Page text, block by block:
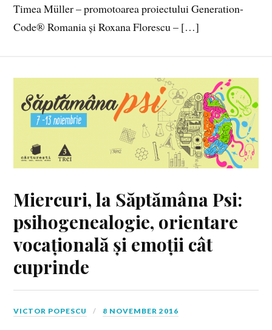
Timea Müller – promotoarea proiectului Generation-
Code® Romania și Roxana Florescu – […]
Miercuri, la Săptămâna Psi:
psihogenealogie, orientare
vocațională și emoții cât
cuprinde
VICTOR POPESCU 8 NOVEMBER 2016